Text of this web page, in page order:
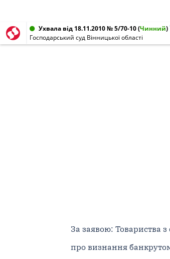
Ухвала від 18.11.2010 № 5/70-10(Чинний)
Господарський суд Вінницької області
За заявою: Товариства
про визнання